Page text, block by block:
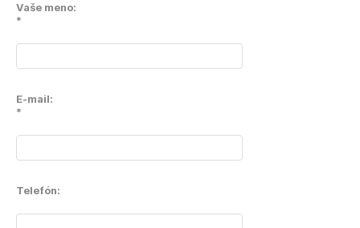
Vaše meno:
*
E-mail:
*
Telefón: